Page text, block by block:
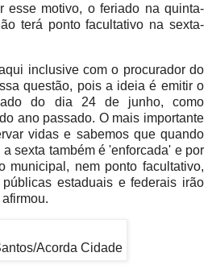
esse motivo, o feriado na quinta-
terá ponto facultativo na sexta-
inclusive com o procurador do
questão, pois a ideia é emitir o
do dia 24 de junho, como
ano passado. O mais importante
vidas e sabemos que quando
sexta também é 'enforcada' e por
municipal, nem ponto facultativo,
estaduais e federais irão
Acorda Cidade